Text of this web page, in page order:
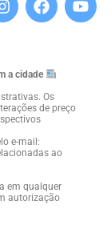
a cidade
Os
de preço
e-mail:
ao
em qualquer
autorização